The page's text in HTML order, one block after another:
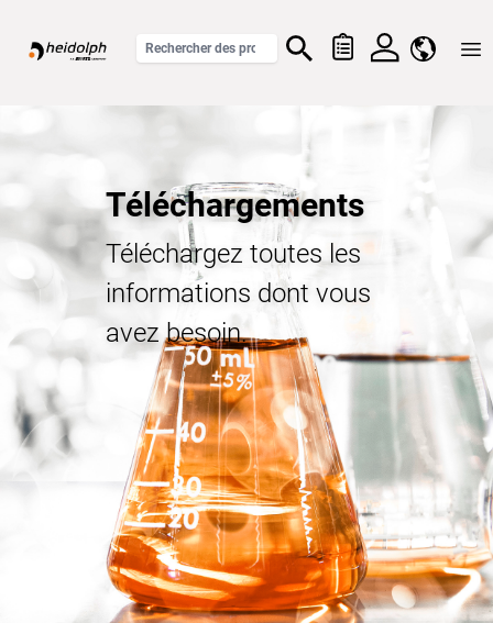
Téléchargements
Téléchargez toutes les
informations dont vous
avez besoin.